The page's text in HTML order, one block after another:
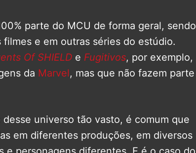
parte do MCU de forma geral, sendo
e em outras séries do estúdio.
Of SHIELD e Fugitivos, por exemplo,
da Marvel, mas que não fazem parte
universo tão vasto, é comum que
em diferentes produções, em diversos